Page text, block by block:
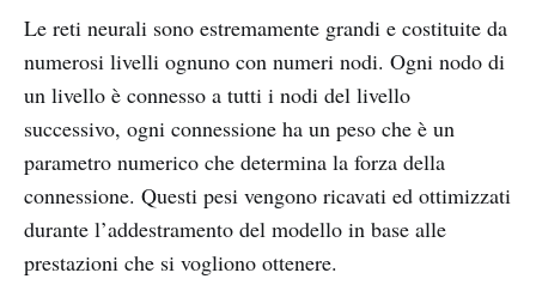
Le reti neurali sono estremamente grandi e costituite da
numerosi livelli ognuno con numeri nodi. Ogni nodo di
un livello è connesso a tutti i nodi del livello
successivo, ogni connessione ha un peso che è un
parametro numerico che determina la forza della
connessione. Questi pesi vengono ricavati ed ottimizzati
durante l’addestramento del modello in base alle
prestazioni che si vogliono ottenere.